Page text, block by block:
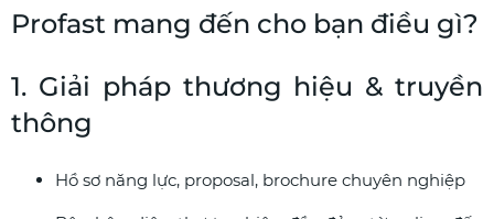
Profast mang đến cho bạn điều gì?
1. Giải pháp thương hiệu & truyền
thông
Hồ sơ năng lực, proposal, brochure chuyên nghiệp